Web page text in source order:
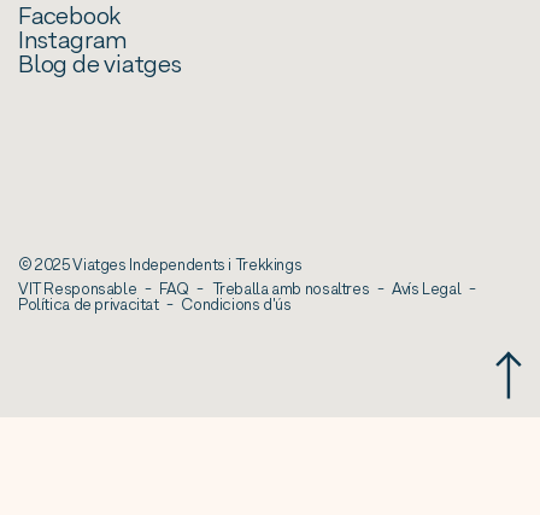
Facebook
Instagram
Blog de viatges
© 2025 Viatges Independents i Trekkings
VIT Responsable
FAQ Treballa amb nosaltres Avís Legal
Política de privacitat Condicions d'ús